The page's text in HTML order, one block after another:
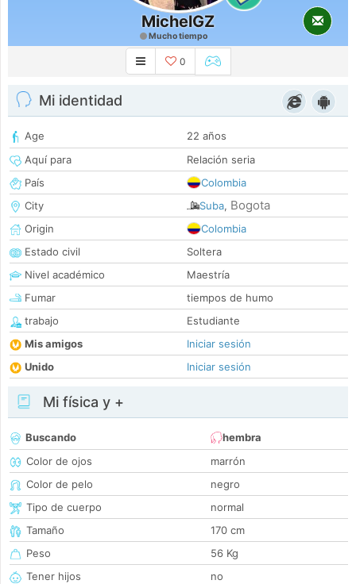
MichelGZ
Mucho tiempo
0
Mi identidad
Age
22 años
Aquí para
Relación seria
País
Colombia
City
Suba, Bogota
Origin
Colombia
Estado civil
Soltera
Nivel académico
Maestría
Fumar
tiempos de humo
trabajo
Estudiante
Mis amigos
Iniciar sesión
Unido
Iniciar sesión
Mi física y +
Buscando
hembra
Color de ojos
marrón
Color de pelo
negro
Tipo de cuerpo
normal
Tamaño
170 cm
Peso
56 Kg
Tener hijos
no